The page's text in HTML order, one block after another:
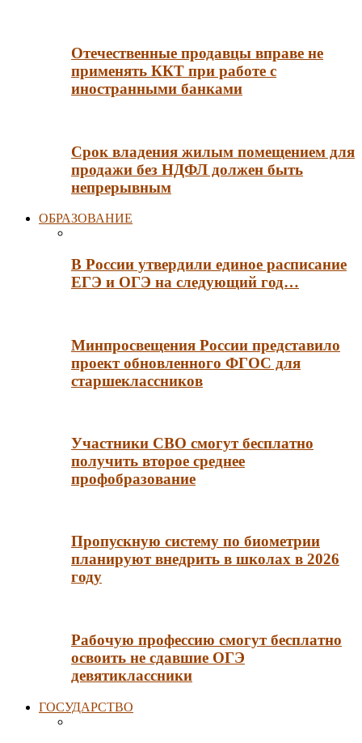
Отечественные продавцы вправе не
применять ККТ при работе с
иностранными банками
Срок владения жилым помещением для
продажи без НДФЛ должен быть
непрерывным
ОБРАЗОВАНИЕ
В России утвердили единое расписание
ЕГЭ и ОГЭ на следующий год…
Минпросвещения России представило
проект обновленного ФГОС для
старшеклассников
Участники СВО смогут бесплатно
получить второе среднее
профобразование
Пропускную систему по биометрии
планируют внедрить в школах в 2026
году
Рабочую профессию смогут бесплатно
освоить не сдавшие ОГЭ
девятиклассники
ГОСУДАРСТВО